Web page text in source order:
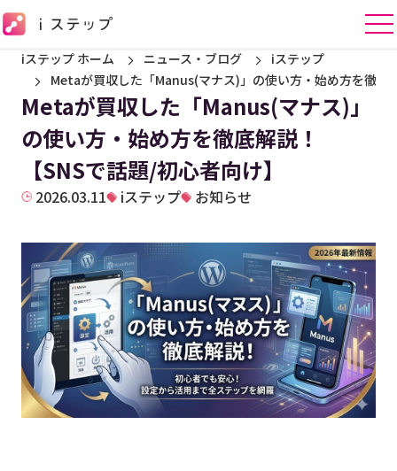
iステップ ホーム ニュース・ブログ
iステップ
Metaが買収した「Manus(マナス)」の使い方・始め方を徹底
Metaが買収した「Manus(マナス)」
の使い方・始め方を徹底解説！
【SNSで話題/初心者向け】
2026.03.11 iステップ お知らせ